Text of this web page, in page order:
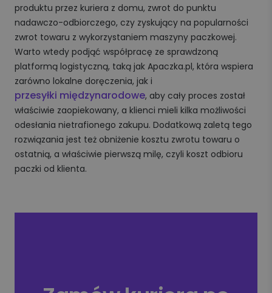
produktu przez kuriera z domu, zwrot do punktu
nadawczo-odbiorczego, czy zyskujący na popularności
zwrot towaru z wykorzystaniem maszyny paczkowej.
Warto wtedy podjąć współpracę ze sprawdzoną
platformą logistyczną, taką jak Apaczka.pl, która wspiera
zarówno lokalne doręczenia, jak i
przesyłki międzynarodowe, aby cały proces został
właściwie zaopiekowany, a klienci mieli kilka możliwości
odesłania nietrafionego zakupu. Dodatkową zaletą tego
rozwiązania jest też obniżenie kosztu zwrotu towaru o
ostatnią, a właściwie pierwszą milę, czyli koszt odbioru
paczki od klienta.